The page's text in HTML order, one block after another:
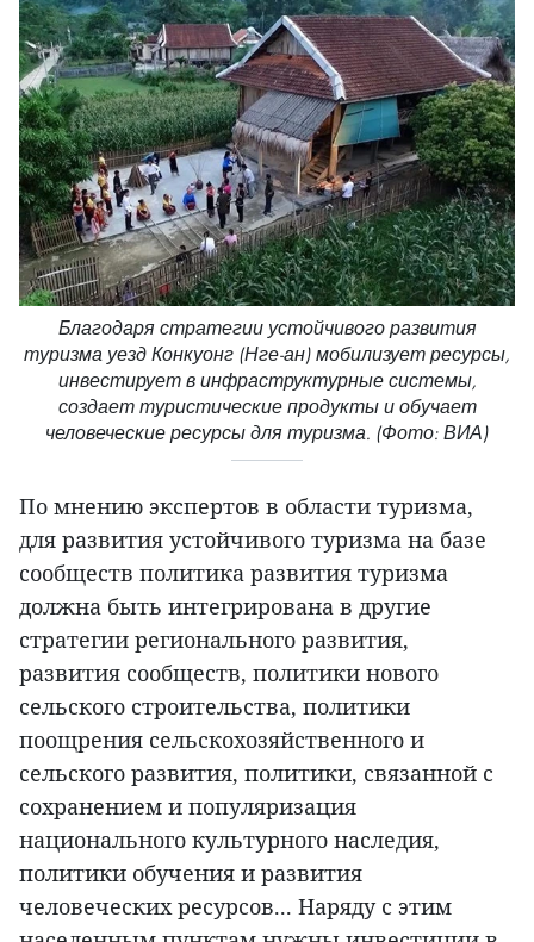
Благодаря стратегии устойчивого развития
туризма уезд Конкуонг (Нге-ан) мобилизует ресурсы,
инвестирует в инфраструктурные системы,
создает туристические продукты и обучает
человеческие ресурсы для туризма. (Фото: ВИА)
По мнению экспертов в области туризма,
для развития устойчивого туризма на базе
сообществ политика развития туризма
должна быть интегрирована в другие
стратегии регионального развития,
развития сообществ, политики нового
сельского строительства, политики
поощрения сельскохозяйственного и
сельского развития, политики, связанной с
сохранением и популяризация
национального культурного наследия,
политики обучения и развития
человеческих ресурсов... Наряду с этим